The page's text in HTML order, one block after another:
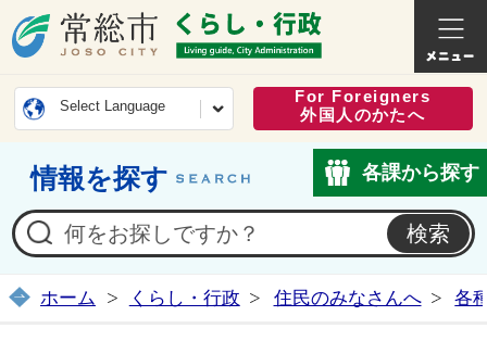
常総市公式ホームページ
くらし
Select Language
For Foreigners
外国人のかたへ
情報を探す 各課から探す
ホーム くらし・行政 住民のみなさんへ 各